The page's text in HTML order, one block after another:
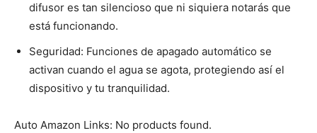
difusor es tan silencioso que ni siquiera notarás que
está funcionando.
Seguridad: Funciones de apagado automático se
activan cuando el agua se agota, protegiendo así el
dispositivo y tu tranquilidad.
Auto Amazon Links: No products found.